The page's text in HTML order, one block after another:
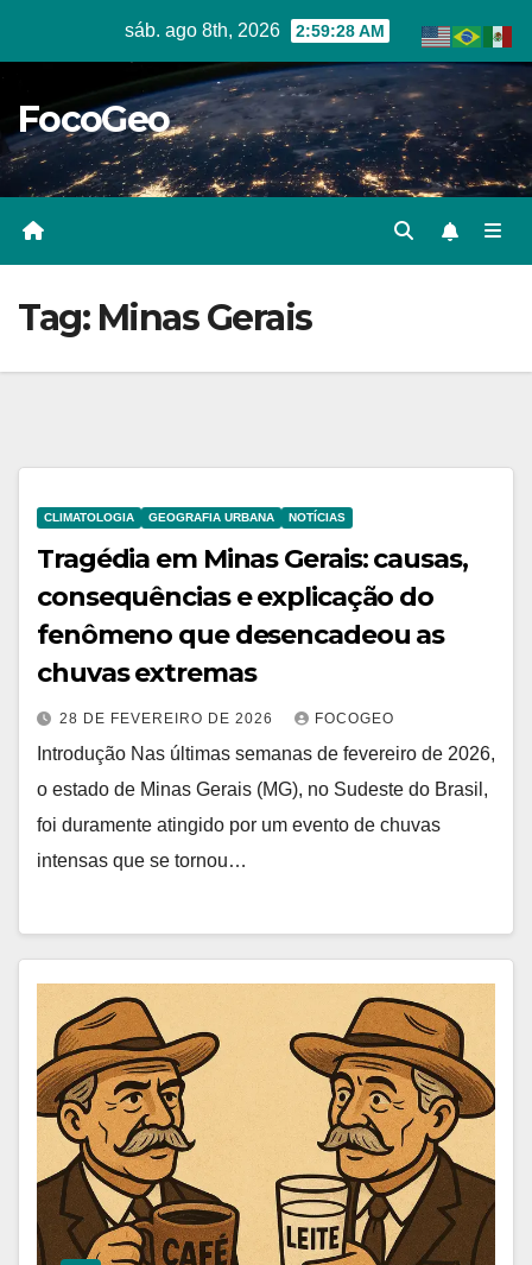
sáb. ago 8th, 2026 2:59:28 AM
FocoGeo
Tag: Minas Gerais
CLIMATOLOGIA GEOGRAFIA URBANA NOTÍCIAS
Tragédia em Minas Gerais: causas,
consequências e explicação do
fenômeno que desencadeou as
chuvas extremas
28 DE FEVEREIRO DE 2026 FOCOGEO
Introdução Nas últimas semanas de fevereiro de 2026,
o estado de Minas Gerais (MG), no Sudeste do Brasil,
foi duramente atingido por um evento de chuvas
intensas que se tornou…